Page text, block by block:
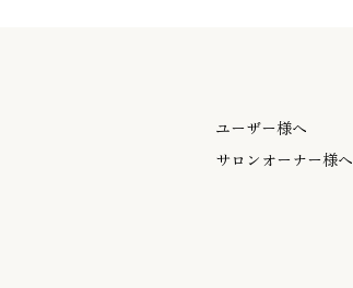
ユーザー様へ
サロンオーナー様へ